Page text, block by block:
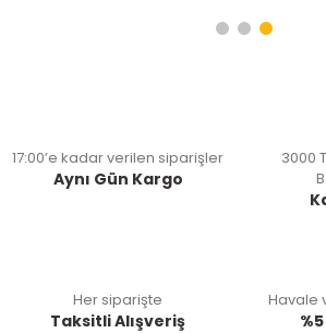
17:00’e kadar verilen siparişler
Aynı Gün Kargo
3000
Her siparişte
Taksitli Alışveriş
Havale